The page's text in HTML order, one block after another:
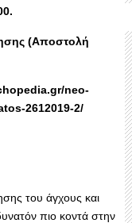
(Αποστολή
neo-
2612019-2/
του άγχους και
πιο κοντά στην